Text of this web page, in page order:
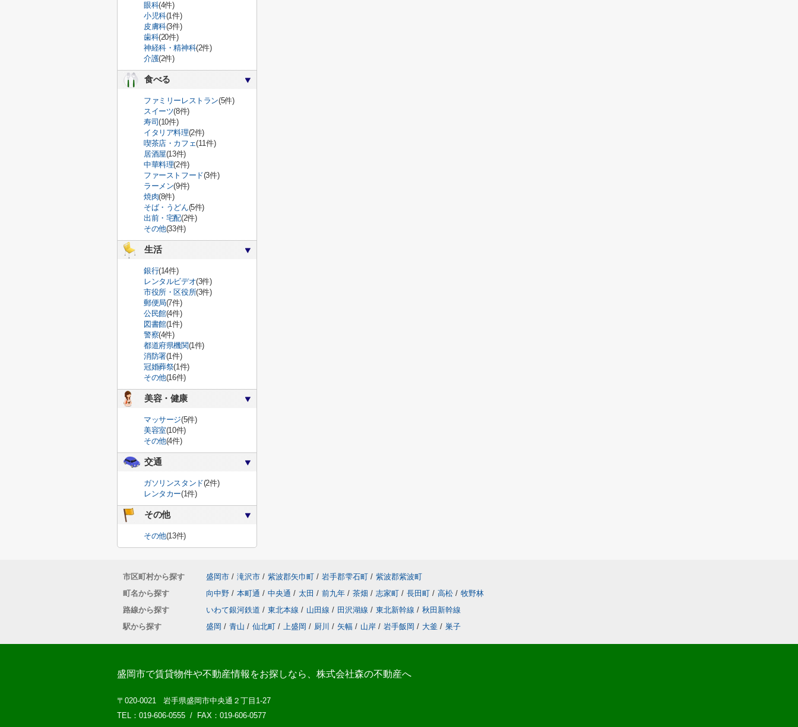
眼科(4件)
小児科(1件)
皮膚科(3件)
歯科(20件)
神経科・精神科(2件)
介護(2件)
食べる
ファミリーレストラン(5件)
スイーツ(8件)
寿司(10件)
イタリア料理(2件)
喫茶店・カフェ(11件)
居酒屋(13件)
中華料理(2件)
ファーストフード(3件)
ラーメン(9件)
焼肉(8件)
そば・うどん(5件)
出前・宅配(2件)
その他(33件)
生活
銀行(14件)
レンタルビデオ(3件)
市役所・区役所(3件)
郵便局(7件)
公民館(4件)
図書館(1件)
警察(4件)
都道府県機関(1件)
消防署(1件)
冠婚葬祭(1件)
その他(16件)
美容・健康
マッサージ(5件)
美容室(10件)
その他(4件)
交通
ガソリンスタンド(2件)
レンタカー(1件)
その他
その他(13件)
市区町村から探す 盛岡市 / 滝沢市 / 紫波郡矢巾町 / 岩手郡雫石町 / 紫波郡紫波町
町名から探す
向中野 / 本町通 / 中央通 / 太田 / 前九年 / 茶畑 / 志家町 / 長田町 / 高松 / 牧野林
路線から探す
いわて銀河鉄道 / 東北本線 / 山田線 / 田沢湖線 / 東北新幹線 / 秋田新幹線
駅から探す
盛岡 / 青山 / 仙北町 / 上盛岡 / 厨川 / 矢幅 / 山岸 / 岩手飯岡 / 大釜 / 巣子
盛岡市で賃貸物件や不動産情報をお探しなら、株式会社森の不動産へ
〒020-0021 岩手県盛岡市中央通２丁目1-27
TEL：019-606-0555 / FAX：019-606-0577